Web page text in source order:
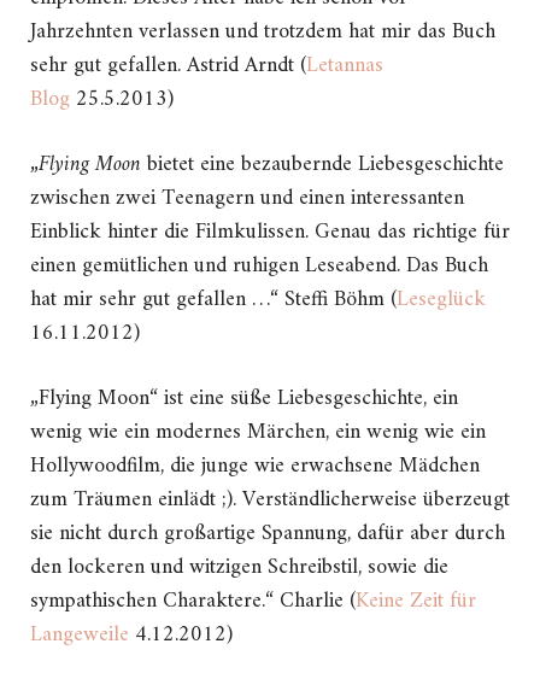
Jahrzehnten verlassen und trotzdem hat mir das Buch
sehr gut gefallen. Astrid Arndt (Letannas
Blog25.5.2013)
„Flying Moonbietet eine bezaubernde Liebesgeschichte
zwischen zwei Teenagern und einen interessanten
Einblick hinter die Filmkulissen. Genau das richtige für
einen gemütlichen und ruhigen Leseabend. Das Buch
hat mir sehr gut gefallen …“ Steffi Böhm (Leseglück
16.11.2012)
„Flying Moon“ ist eine süße Liebesgeschichte, ein
wenig wie ein modernes Märchen, ein wenig wie ein
Hollywoodfilm, die junge wie erwachsene Mädchen
zum Träumen einlädt ;). Verständlicherweise überzeugt
sie nicht durch großartige Spannung, dafür aber durch
den lockeren und witzigen Schreibstil, sowie die
sympathischen Charaktere.“ Charlie (Keine Zeit für
Langeweile 4.12.2012)